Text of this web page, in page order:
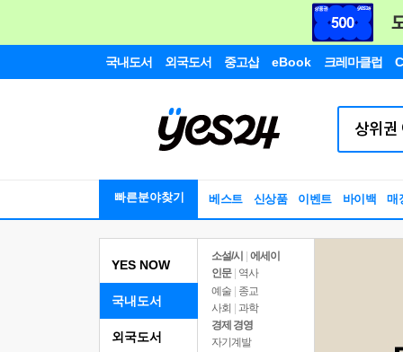
국내도서 외국도서 중고샵 eBook 크레마클럽
빠른분야찾기 베스트 신상품 이벤트 바이백 매
YES NOW
국내도서
소설/시
에세이
인문
역사
예술 | 종교
사회 | 과학
경제 경영
자기계발
외국도서